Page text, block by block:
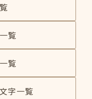
覧
覧
字一覧